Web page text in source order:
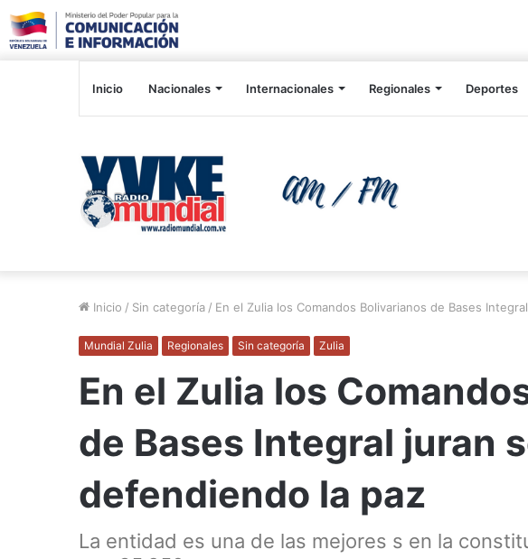
Inicio Nacionales Internacionales Regionales Deportes
Inicio / Sin categoría / En el Zulia los Comandos Bolivarianos de Bases
Mundial Zulia Regionales Sin categoría Zulia
En el Zulia los
de Bases Integral juran
defendiendo la paz
La entidad es una de las mejores s en la